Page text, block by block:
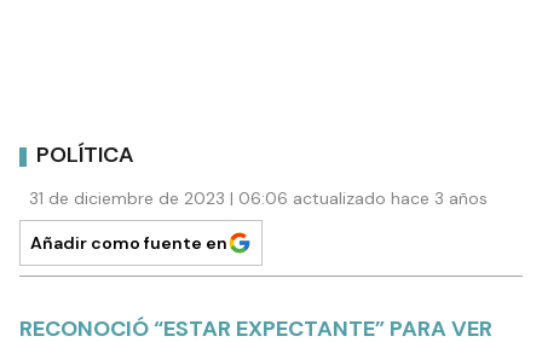
POLÍTICA
31 de diciembre de 2023 | 06:06 actualizado hace 3 años
Añadir como fuente en
RECONOCIÓ “ESTAR EXPECTANTE” PARA VER